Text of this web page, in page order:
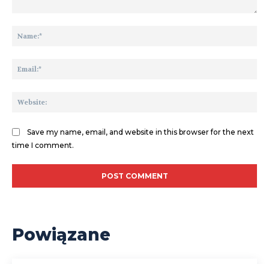
Save my name, email, and website in this browser for the next
time I comment.
Powiązane